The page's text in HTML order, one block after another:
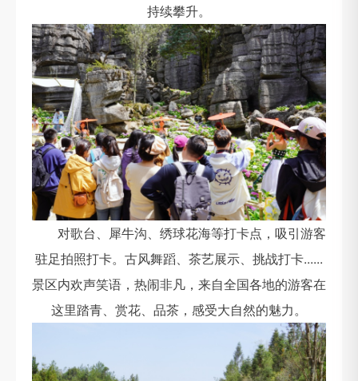
持续攀升。
对歌台、犀牛沟、绣球花海等打卡点，吸引游客
驻足拍照打卡。古风舞蹈、茶艺展示、挑战打卡......
景区内欢声笑语，热闹非凡，来自全国各地的游客在
这里踏青、赏花、品茶，感受大自然的魅力。